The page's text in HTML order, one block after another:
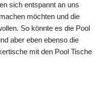
sich entspannt an uns
möchten und die
So könnte es die Pool
aber eben ebenso die
mit den Pool Tische